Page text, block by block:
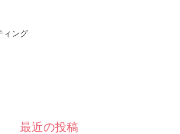
ィング
最近の投稿